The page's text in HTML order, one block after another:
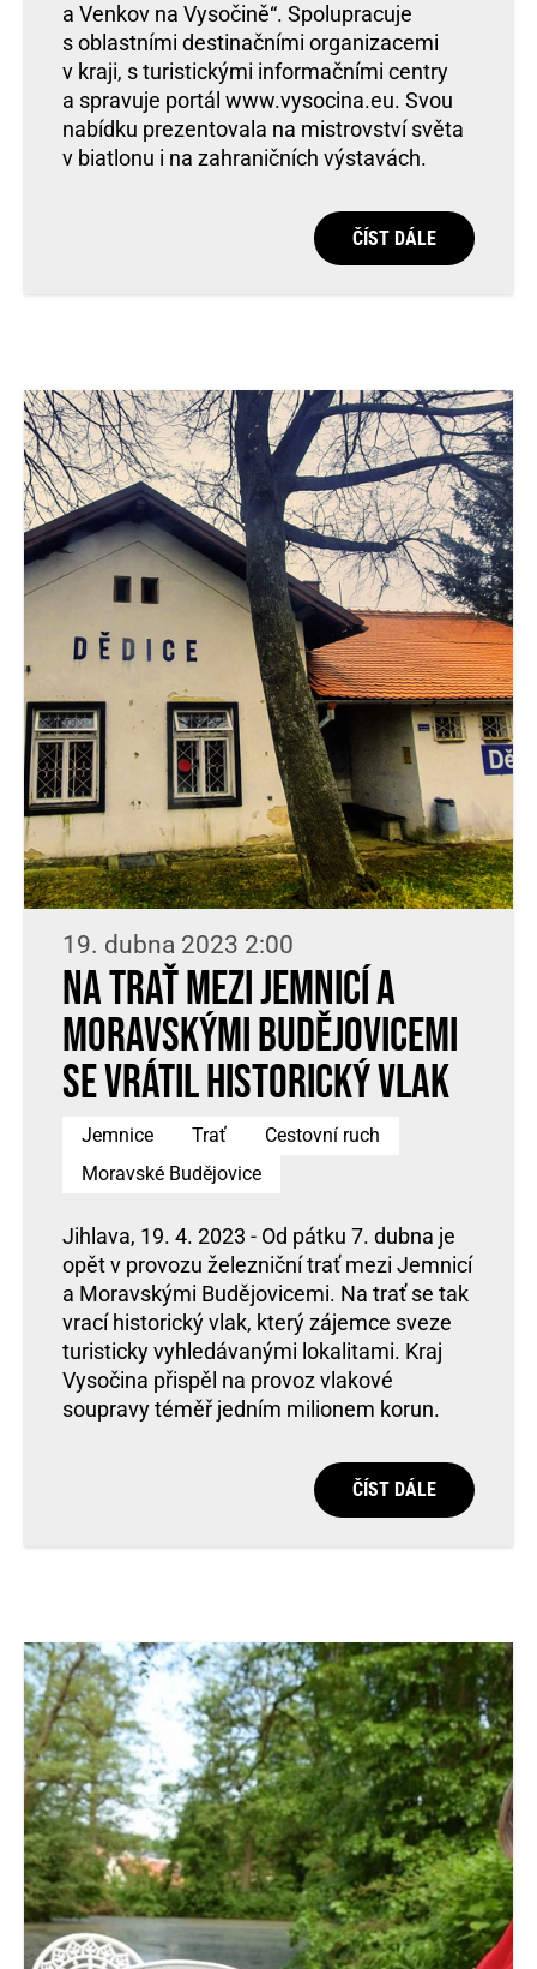
a Venkov na Vysočině“. Spolupracuje
s oblastními destinačními organizacemi
v kraji, s turistickými informačními centry
a spravuje portál www.vysocina.eu. Svou
nabídku prezentovala na mistrovství světa
v biatlonu i na zahraničních výstavách.
ČÍST DÁLE
19. dubna 2023 2:00
Na trať mezi Jemnicí a
Moravskými Budějovicemi
se vrátil historický vlak
Jemnice Trať
Cestovní ruch
Moravské Budějovice
Jihlava, 19. 4. 2023 - Od pátku 7. dubna je
opět v provozu železniční trať mezi Jemnicí
a Moravskými Budějovicemi. Na trať se tak
vrací historický vlak, který zájemce sveze
turisticky vyhledávanými lokalitami. Kraj
Vysočina přispěl na provoz vlakové
soupravy téměř jedním milionem korun.
ČÍST DÁLE